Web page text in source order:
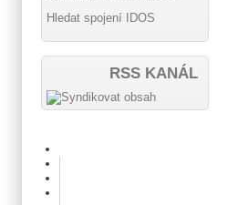
Hledat spojení IDOS
RSS KANÁL